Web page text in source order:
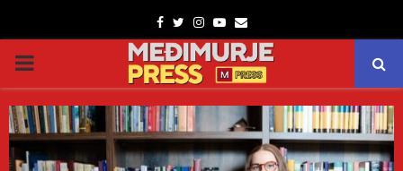
Facebook
TwitterInstagram
Youtube
Email
PRIMARY
MENU